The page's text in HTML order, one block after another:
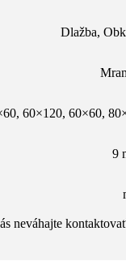
Dlažba,
, 60×120, 60×60,
9
neváhajte